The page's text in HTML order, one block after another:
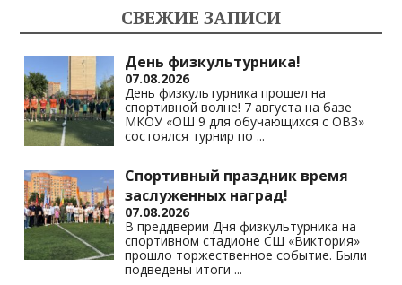
as
s
ni
ki
a
m
A
p
p
Li
n
k
СВЕЖИЕ ЗАПИСИ
День физкультурника!
07.08.2026
День физкультурника прошел на
спортивной волне! 7 августа на базе
МКОУ «ОШ 9 для обучающихся с ОВЗ»
состоялся турнир по ...
Спортивный праздник время
заслуженных наград!
07.08.2026
В преддверии Дня физкультурника на
спортивном стадионе СШ «Виктория»
прошло торжественное событие. Были
подведены итоги ...